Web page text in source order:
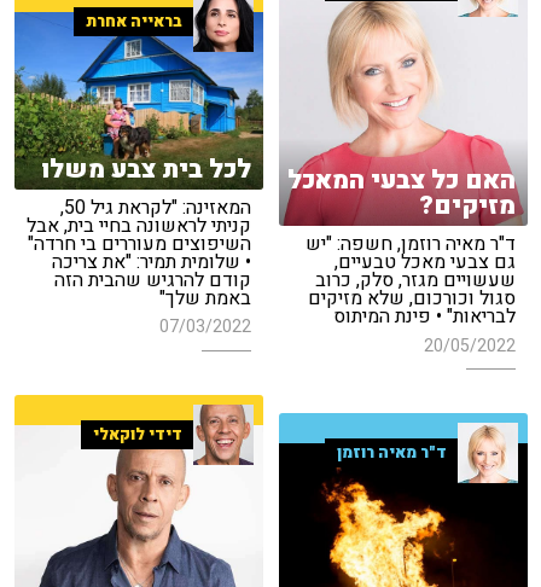
האם כל צבעי המאכל
מזיקים?
ד"ר מאיה רוזמן, חשפה: "יש
גם צבעי מאכל טבעיים,
שעשויים מגזר, סלק, כרוב
סגול וכורכום, שלא מזיקים
לבריאות" • פינת המיתוס
20/05/2022
בראייה אחרת
לכל בית צבע משלו
המאזינה: "לקראת גיל 50,
קניתי לראשונה בחיי בית, אבל
השיפוצים מעוררים בי חרדה"
• שלומית תמיר: "את צריכה
קודם להרגיש שהבית הזה
באמת שלך"
07/03/2022
דידי לוקאלי
ד"ר מאיה רוזמן